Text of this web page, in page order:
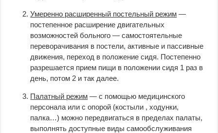
Умеренно расширенный постельный режим —
постепенное расширение двигательных
возможностей больного — самостоятельные
переворачивания в постели, активные и пассивные
движения, переход в положение сидя. Постепенно
разрешается прием пищи в положении сидя 1 раз в
день, потом 2 и так далее.
Палатный режим — с помощью медицинского
персонала или с опорой (костыли , ходунки,
палка…) можно передвигаться в пределах палаты,
выполнять доступные виды самообслуживания